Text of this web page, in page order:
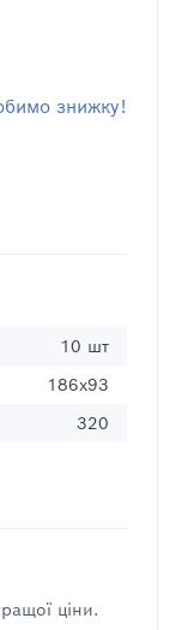
знижку!
10 шт
186х93
320
ціни.